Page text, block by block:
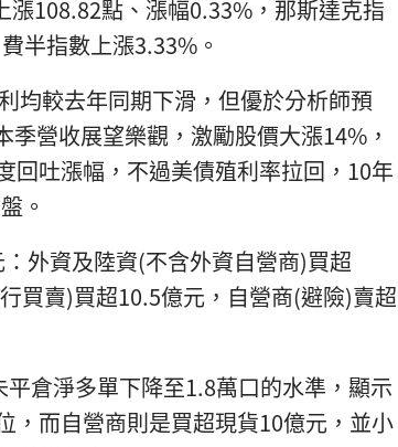
108.82點、漲幅0.33%，那斯達克指
半指數上漲3.33%。
均較去年同期下滑，但優於分析師預
營收展望樂觀，激勵股價大漲14%，
回吐漲幅，不過美債殖利率拉回，10年
。
外資及陸資(不含外資自營商)買超
買賣)買超10.5億元，自營商(避險)賣超
倉淨多單下降至1.8萬口的水準，顯示
，而自營商則是買超現貨10億元，並小